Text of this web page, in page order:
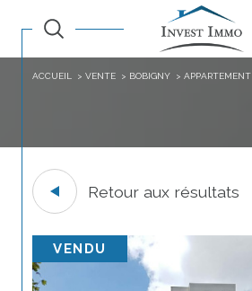
ACCUEIL VENTE BOBIGNY APPARTEMENT
Retour aux résultats
VENDU